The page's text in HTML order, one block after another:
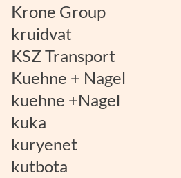
Krone Group
kruidvat
KSZ Transport
Kuehne + Nagel
kuehne +Nagel
kuka
kuryenet
kutbota